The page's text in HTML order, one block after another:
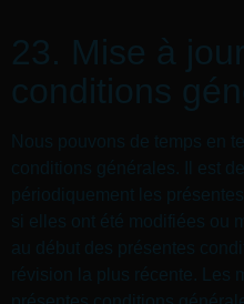
23. Mise à
conditions
Nous pouvons de temps en
conditions générales. Il est
périodiquement les
si elles ont été modifiées ou
au début des présentes
révision la plus récente. Les